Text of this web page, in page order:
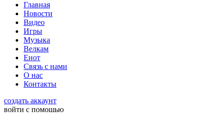
Checkmate:ometu
Что ты имеешь ввиду? На этом сайте игровые новости для
всех категорий людей, которые в той или иной форме
интересуются играми и геймерской индустрией в целом.
ometu:новости для женщин
Mifman:
Обновите, пожалуйста, игру Garry's Mod
Главная
Новости
Видео
Игры
Музыка
Велкам
Енот
Связь с нами
О нас
Контакты
создать аккаунт
войти с помошью